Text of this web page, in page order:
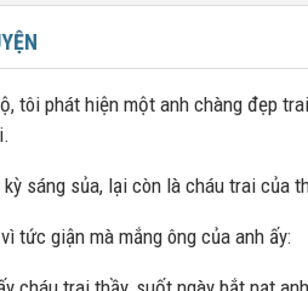
tôi phát hiện một anh chàng đẹp
sáng sủa, lại còn là cháu trai của
tức giận mà mắng ông của anh ấy: